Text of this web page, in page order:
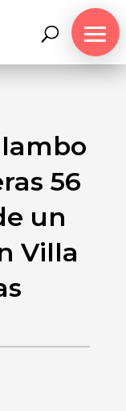
56
un
Villa